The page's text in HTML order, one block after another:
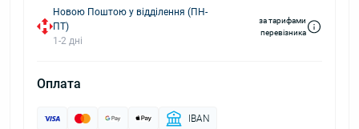
Новою Поштою у відділення (ПН-
ПТ)
1-2 дні
за тарифами
перевізника
Оплата
IBAN